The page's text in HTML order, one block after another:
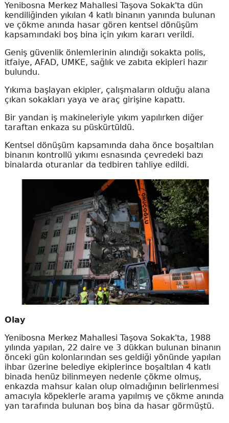
Yenibosna Merkez Mahallesi Taşova Sokak'ta dün
kendiliğinden yıkılan 4 katlı binanın yanında bulunan
ve çökme anında hasar gören kentsel dönüşüm
kapsamındaki boş bina için yıkım kararı verildi.
Geniş güvenlik önlemlerinin alındığı sokakta polis,
itfaiye, AFAD, UMKE, sağlık ve zabıta ekipleri hazır
bulundu.
Yıkıma başlayan ekipler, çalışmaların olduğu alana
çıkan sokakları yaya ve araç girişine kapattı.
Bir yandan iş makineleriyle yıkım yapılırken diğer
taraftan enkaza su püskürtüldü.
Kentsel dönüşüm kapsamında daha önce boşaltılan
binanın kontrollü yıkımı esnasında çevredeki bazı
binalarda oturanlar da tedbiren tahliye edildi.
Olay
Yenibosna Merkez Mahallesi Taşova Sokak'ta, 1988
yılında yapılan, 22 daire ve 3 dükkan bulunan binanın
önceki gün kolonlarından ses geldiği yönünde yapılan
ihbar üzerine belediye ekiplerince boşaltılan 4 katlı
binada henüz bilinmeyen nedenle çökme olmuş,
enkazda mahsur kalan olup olmadığının belirlenmesi
amacıyla köpeklerle arama yapılmış ve çökme anında
yan tarafında bulunan boş bina da hasar görmüştü.